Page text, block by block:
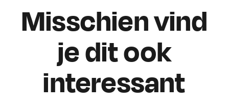
Misschien vind
je dit ook
interessant